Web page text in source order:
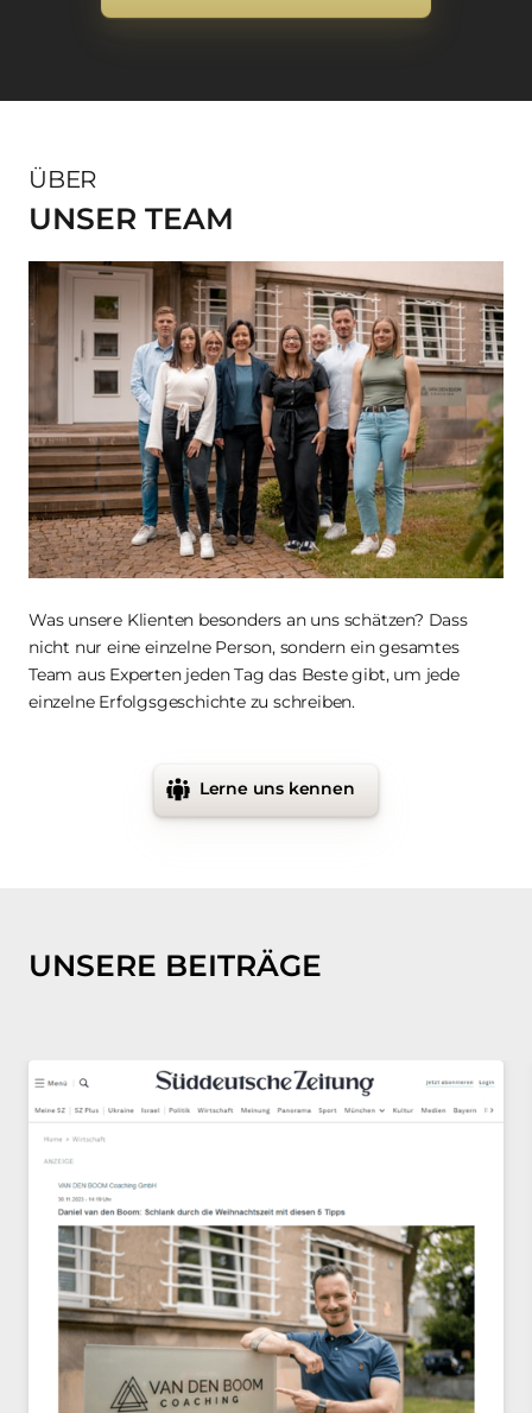
ÜBER
UNSER TEAM
Was unsere Klienten besonders an uns schätzen? Dass
nicht nur eine einzelne Person, sondern ein gesamtes
Team aus Experten jeden Tag das Beste gibt, um jede
einzelne Erfolgsgeschichte zu schreiben.
Lerne uns kennen
UNSERE BEITRÄGE